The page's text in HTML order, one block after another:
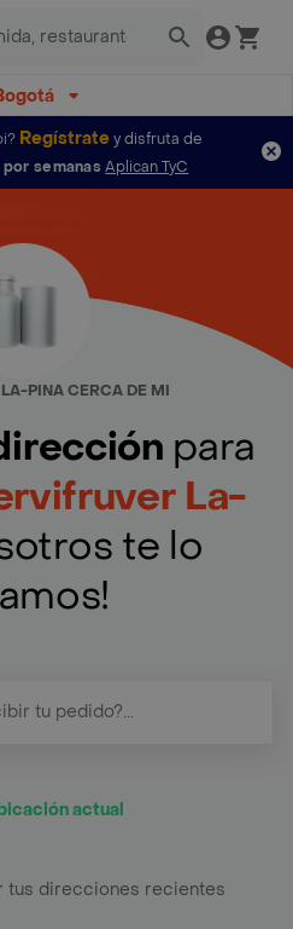
Regístratey disfruta de
semanas Aplican TyC
PINA CERCA DE MI
para
La-
te lo
actual
tus direcciones recientes